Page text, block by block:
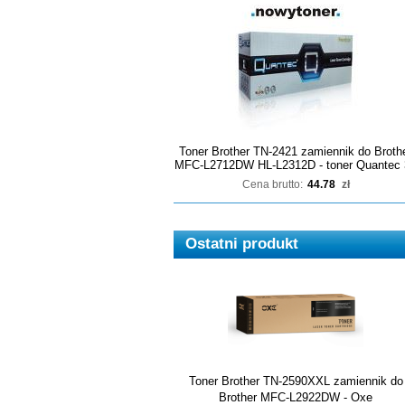
Toner Brother TN-2421 zamiennik do
MFC-L2712DW HL-L2312D - toner Quantec
Cena brutto: 44.78 zł
Ostatni produkt
Toner Brother TN-2590XXL zamiennik do
Brother MFC-L2922DW - Oxe